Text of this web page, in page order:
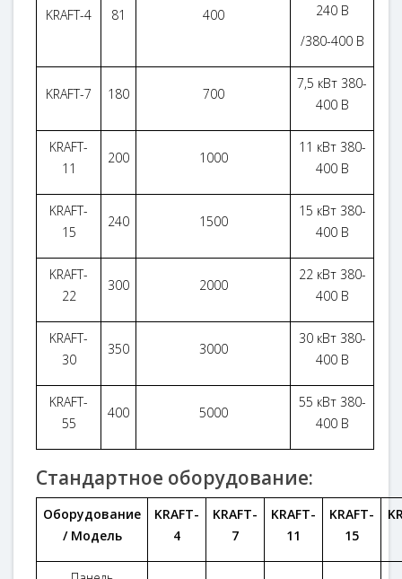
KRAFT-4 81 400
240 В
/380-400 В
KRAFT-7 180 700
7,5 кВт 380-
400 В
KRAFT-
11
200 1000
11 кВт 380-
400 В
KRAFT-
15
240 1500
15 кВт 380-
400 В
KRAFT-
22
300 2000
22 кВт 380-
400 В
KRAFT-
30
350 3000
30 кВт 380-
400 В
KRAFT-
55
400 5000
55 кВт 380-
400 В
Стандартное оборудование:
Оборудование
/ Модель
KRAFT-
4
KRAFT-
7
KRAFT-
11
KRAFT-
15